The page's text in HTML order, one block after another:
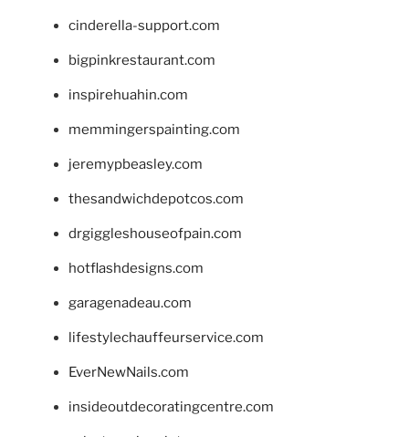
cinderella-support.com
bigpinkrestaurant.com
inspirehuahin.com
memmingerspainting.com
jeremypbeasley.com
thesandwichdepotcos.com
drgiggleshouseofpain.com
hotflashdesigns.com
garagenadeau.com
lifestylechauffeurservice.com
EverNewNails.com
insideoutdecoratingcentre.com